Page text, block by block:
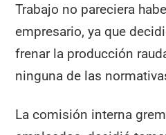
Trabajo no pareciera
empresario, ya que
frenar la producción
ninguna de las
La comisión interna